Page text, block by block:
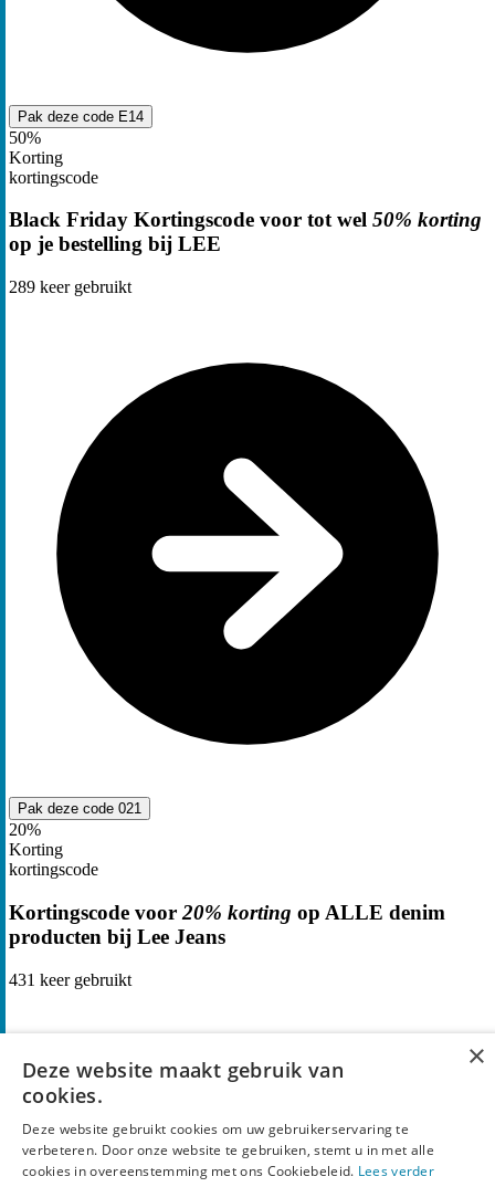
Pak deze code E14
50%
Korting
kortingscode
Black Friday Kortingscode voor tot wel 50% korting
op je bestelling bij LEE
289 keer gebruikt
Pak deze code 021
20%
Korting
kortingscode
Kortingscode voor 20% korting op ALLE denim
producten bij Lee Jeans
431 keer gebruikt
×
Deze website maakt gebruik van
cookies.
Deze website gebruikt cookies om uw gebruikerservaring te
verbeteren. Door onze website te gebruiken, stemt u in met alle
cookies in overeenstemming met ons Cookiebeleid. Lees verder